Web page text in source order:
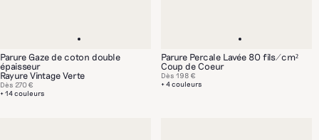
Parure Gaze de coton double
épaisseur
Rayure Vintage Verte
+ 14 couleurs
Dès 270 €
Parure Percale Lavée 80 fils/cm²
Coup de Coeur
+ 4 couleurs
Dès 198 €